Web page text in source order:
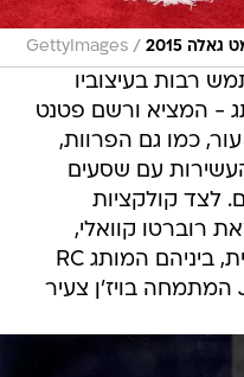
2015
/
GettyImages
רבות בעיצוביו
- המציא ורשם פטנט
כמו גם הפרוות,
עם שסעים
לצד קולקציות
רוברטו קוואלי,
נולדו גם ליינים תחת אותו הבית, ביניהם המותג RC
Menswear וקו Just Cavalli המתמחה בויז'ן צעיר